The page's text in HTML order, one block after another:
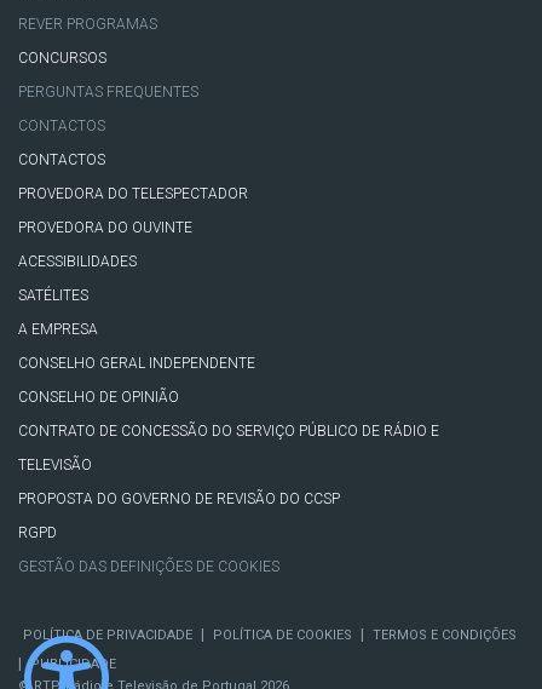
REVER PROGRAMAS
CONCURSOS
PERGUNTAS FREQUENTES
CONTACTOS
CONTACTOS
PROVEDORA DO TELESPECTADOR
PROVEDORA DO OUVINTE
ACESSIBILIDADES
SATÉLITES
A EMPRESA
CONSELHO GERAL INDEPENDENTE
CONSELHO DE OPINIÃO
CONTRATO DE CONCESSÃO DO SERVIÇO PÚBLICO DE RÁDIO E
TELEVISÃO
PROPOSTA DO GOVERNO DE REVISÃO DO CCSP
RGPD
GESTÃO DAS DEFINIÇÕES DE COOKIES
POLÍTICA DE PRIVACIDADE | POLÍTICA DE COOKIES | TERMOS E CONDIÇÕES
|
PUBLICIDADE
© RTP, Rádio e Televisão de Portugal 2026